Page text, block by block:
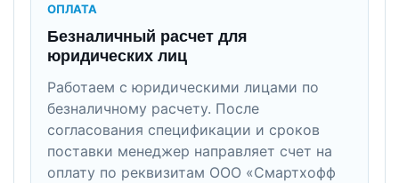
ОПЛАТА
Безналичный расчет для
юридических лиц
Работаем с юридическими лицами по
безналичному расчету. После
согласования спецификации и сроков
поставки менеджер направляет счет на
оплату по реквизитам ООО «Смартхофф